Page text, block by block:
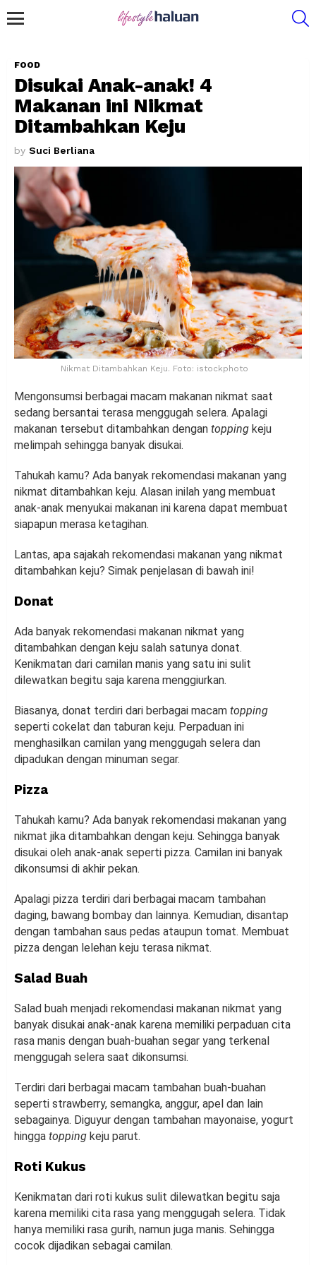
FOOD
Disukai Anak-anak! 4
Makanan ini Nikmat
Ditambahkan Keju
by Suci Berliana
Nikmat Ditambahkan Keju. Foto: istockphoto
Mengonsumsi berbagai macam makanan nikmat saat
sedang bersantai terasa menggugah selera. Apalagi
makanan tersebut ditambahkan dengan topping keju
melimpah sehingga banyak disukai.
Tahukah kamu? Ada banyak rekomendasi makanan yang
nikmat ditambahkan keju. Alasan inilah yang membuat
anak-anak menyukai makanan ini karena dapat membuat
siapapun merasa ketagihan.
Lantas, apa sajakah rekomendasi makanan yang nikmat
ditambahkan keju? Simak penjelasan di bawah ini!
Donat
Ada banyak rekomendasi makanan nikmat yang
ditambahkan dengan keju salah satunya donat.
Kenikmatan dari camilan manis yang satu ini sulit
dilewatkan begitu saja karena menggiurkan.
Biasanya, donat terdiri dari berbagai macam topping
seperti cokelat dan taburan keju. Perpaduan ini
menghasilkan camilan yang menggugah selera dan
dipadukan dengan minuman segar.
Pizza
Tahukah kamu? Ada banyak rekomendasi makanan yang
nikmat jika ditambahkan dengan keju. Sehingga banyak
disukai oleh anak-anak seperti pizza. Camilan ini banyak
dikonsumsi di akhir pekan.
Apalagi pizza terdiri dari berbagai macam tambahan
daging, bawang bombay dan lainnya. Kemudian, disantap
dengan tambahan saus pedas ataupun tomat. Membuat
pizza dengan lelehan keju terasa nikmat.
Salad Buah
Salad buah menjadi rekomendasi makanan nikmat yang
banyak disukai anak-anak karena memiliki perpaduan cita
rasa manis dengan buah-buahan segar yang terkenal
menggugah selera saat dikonsumsi.
Terdiri dari berbagai macam tambahan buah-buahan
seperti strawberry, semangka, anggur, apel dan lain
sebagainya. Diguyur dengan tambahan mayonaise, yogurt
hingga topping keju parut.
Roti Kukus
Kenikmatan dari roti kukus sulit dilewatkan begitu saja
karena memiliki cita rasa yang menggugah selera. Tidak
hanya memiliki rasa gurih, namun juga manis. Sehingga
cocok dijadikan sebagai camilan.